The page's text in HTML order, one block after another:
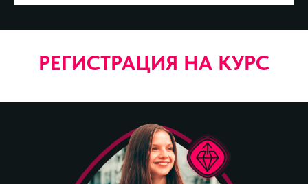
РЕГИСТРАЦИЯ НА КУРС